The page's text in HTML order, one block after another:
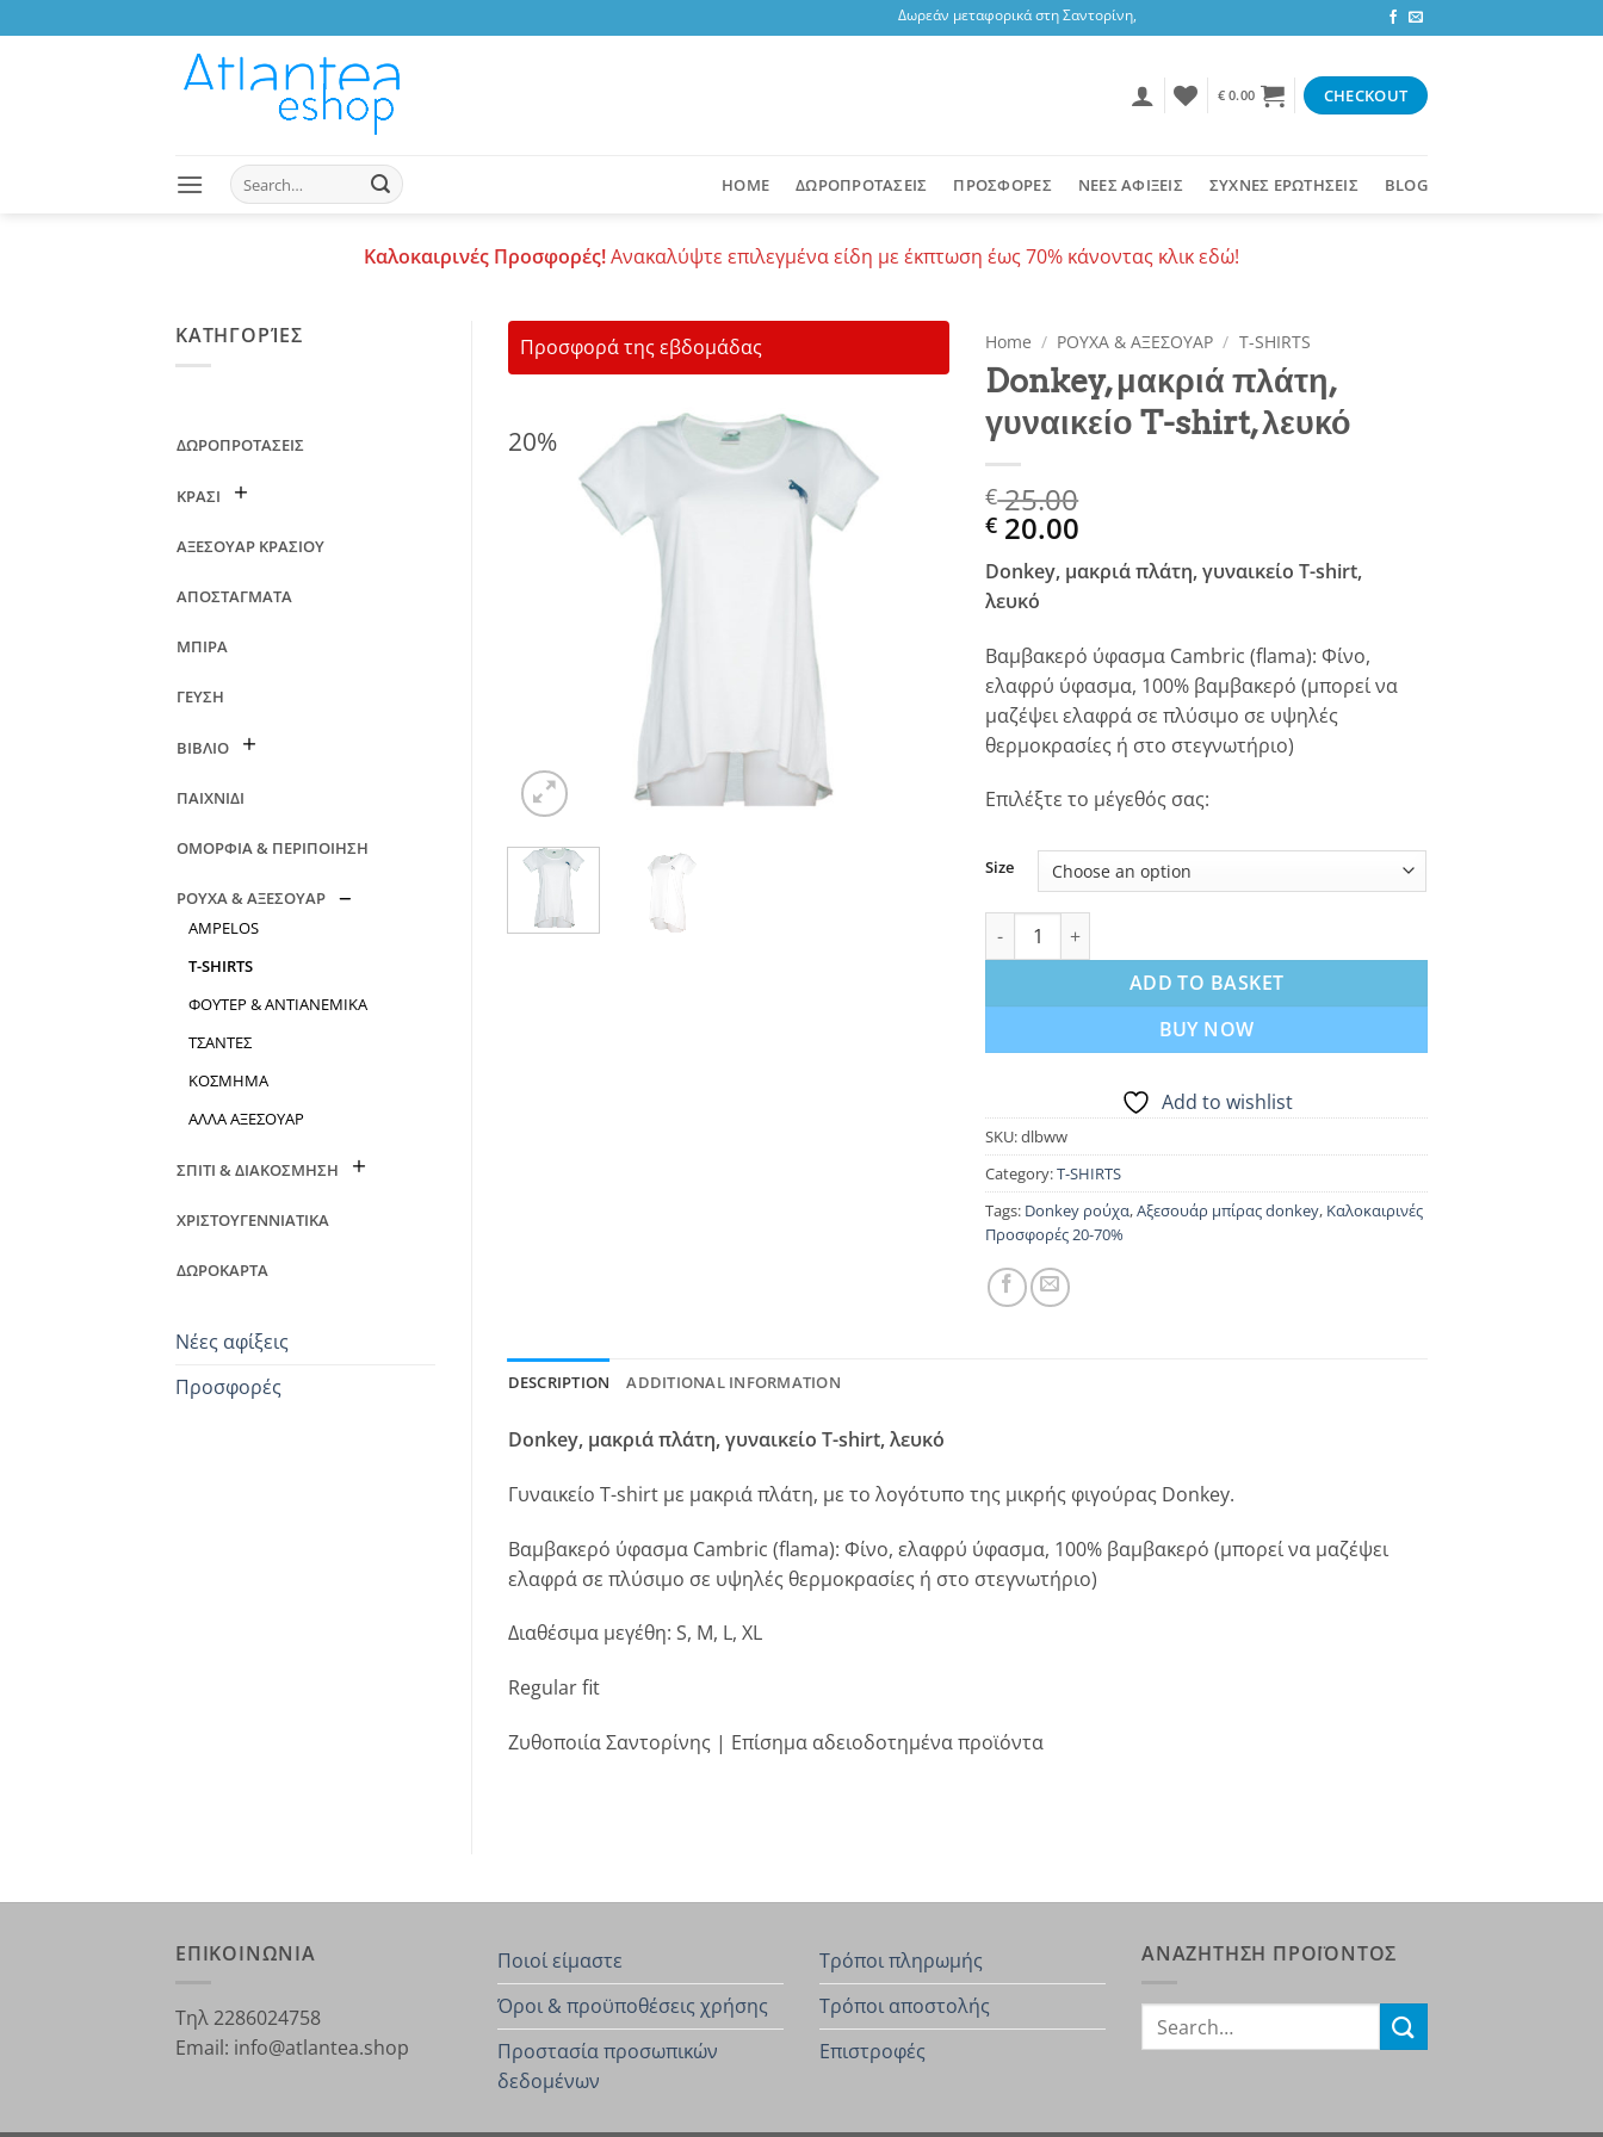
to
Δωρεάν μεταφορικά στη Σαντορίνη, 3,47 ευρώ στην υπόλοιπη Ελλάδα ή δωρεάν για αγορές 50+ ευρώ
€0.00 CHECKOUT
Search
for:
HOME ΔΩΡΟΠΡΟΤΑΣΕΙΣ ΠΡΟΣΦΟΡΕΣ ΝΕΕΣ ΑΦΙΞΕΙΣ ΣΥΧΝΕΣ ΕΡΩΤΗΣΕΙΣ BLOG
Καλοκαιρινές Προσφορές!Ανακαλύψτε επιλεγμένα είδη με έκπτωση έως 70% κάνοντας κλικ εδώ!
ΚΑΤΗΓΟΡΊΕΣ
ΔΩΡΟΠΡΟΤΑΣΕΙΣ
ΚΡΑΣΙ
ΑΞΕΣΟΥΑΡ ΚΡΑΣΙΟΥ
ΑΠΟΣΤΑΓΜΑΤΑ
ΜΠΙΡΑ
ΓΕΥΣΗ
ΒΙΒΛΙΟ
ΠΑΙΧΝΙΔΙ
ΟΜΟΡΦΙΑ & ΠΕΡΙΠΟΙΗΣΗ
ΡΟΥΧΑ & ΑΞΕΣΟΥΑΡ
AMPELOS
T-SHIRTS
ΦΟΥΤΕΡ & ΑΝΤΙΑΝΕΜΙΚΑ
ΤΣΑΝΤΕΣ
ΚΟΣΜΗΜΑ
ΑΛΛΑ ΑΞΕΣΟΥΑΡ
ΣΠΙΤΙ & ΔΙΑΚΟΣΜΗΣΗ
ΧΡΙΣΤΟΥΓΕΝΝΙΑΤΙΚΑ
ΔΩΡΟΚΑΡΤΑ
Νέες αφίξεις
Προσφορές
Προσφορά της εβδομάδας
20%
wishlist
Home / ΡΟΥΧΑ & ΑΞΕΣΟΥΑΡ / T-SHIRTS
Donkey, μακριά πλάτη,
γυναικείο T-shirt, λευκό
€25.00
€ 20.00
Donkey, μακριά πλάτη, γυναικείο T-shirt,
λευκό
Βαμβακερό ύφασμα Cambric (flama): Φίνο,
ελαφρύ ύφασμα, 100% βαμβακερό (μπορεί να
μαζέψει ελαφρά σε πλύσιμο σε υψηλές
θερμοκρασίες ή στο στεγνωτήριο)
Επιλέξτε το μέγεθός σας:
Size
Donkey, μακριά πλάτη, γυναικείο T-shirt, λευκό quantity
ADD TO BASKET
BUY NOW
Add to wishlist
SKU:dlbww
Category:T-SHIRTS
Tags: Donkey ρούχα,Αξεσουάρ μπίρας donkey, Καλοκαιρινές
Προσφορές 20-70%
DESCRIPTION ADDITIONAL INFORMATION
Donkey, μακριά πλάτη, γυναικείο T-shirt, λευκό
Γυναικείο T-shirt με μακριά πλάτη, με το λογότυπο της μικρής φιγούρας Donkey.
Βαμβακερό ύφασμα Cambric (flama): Φίνο, ελαφρύ ύφασμα, 100% βαμβακερό (μπορεί να μαζέψει
ελαφρά σε πλύσιμο σε υψηλές θερμοκρασίες ή στο στεγνωτήριο)
Διαθέσιμα μεγέθη: S, M, L, XL
Regular fit
Ζυθοποιία Σαντορίνης | Επίσημα αδειοδοτημένα προϊόντα
ΕΠΙΚΟΙΝΩΝΙΑ
Τηλ 2286024758
Email: info@atlantea.shop
Ποιοί είμαστε
Όροι & προϋποθέσεις χρήσης
Προστασία προσωπικών
δεδομένων
Τρόποι πληρωμής
Τρόποι αποστολής
Επιστροφές
ΑΝΑΖΗΤΗΣΗ ΠΡΟΪΟΝΤΟΣ
Search
for: